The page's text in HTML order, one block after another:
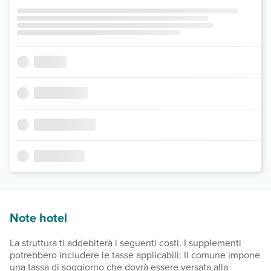
Note hotel
La struttura ti addebiterà i seguenti costi. I supplementi
potrebbero includere le tasse applicabili: Il comune impone
una tassa di soggiorno che dovrà essere versata alla